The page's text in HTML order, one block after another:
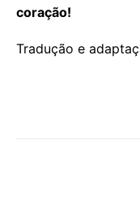
coração!
Tradução e